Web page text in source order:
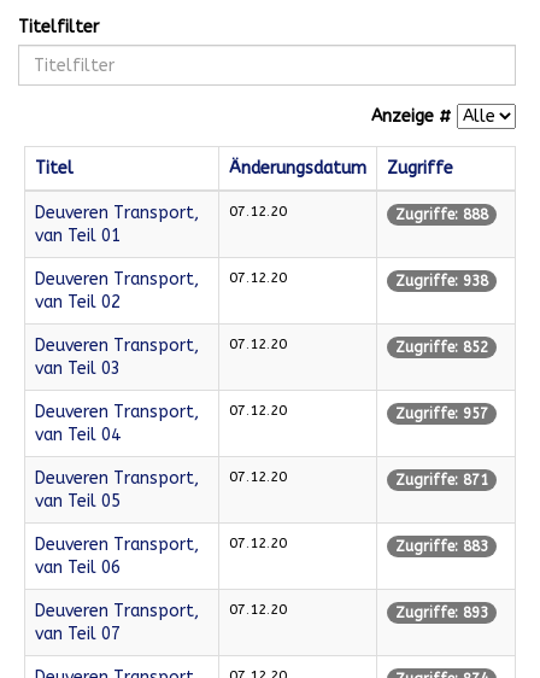
Titelfilter
Anzeige #
Titel Änderungsdatum Zugriffe
Deuveren Transport,
van Teil 01
07.12.20 Zugriffe: 888
Deuveren Transport,
van Teil 02
07.12.20 Zugriffe: 938
Deuveren Transport,
van Teil 03
07.12.20 Zugriffe: 852
Deuveren Transport,
van Teil 04
07.12.20 Zugriffe: 957
Deuveren Transport,
van Teil 05
07.12.20 Zugriffe: 871
Deuveren Transport,
van Teil 06
07.12.20 Zugriffe: 883
Deuveren Transport,
van Teil 07
07.12.20 Zugriffe: 893